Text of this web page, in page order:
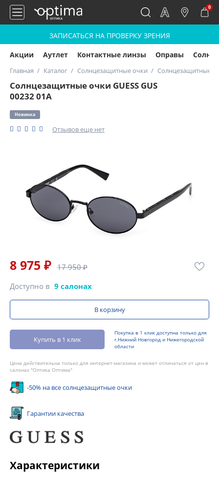
0
ЗАПИСАТЬСЯ НА ПРОВЕРКУ ЗРЕНИЯ
Акции Аутлет Контактные линзы Оправы
Главная Каталог Солнцезащитные очки Солнцезащитные
Солнцезащитные очки GUESS GUS
00232 01A
Новинка
Отзывов еще нет
8 975 ₽ 17 950 ₽
Доступно в 9 салонах
В корзину
Купить в 1 клик
Покупка в 1 клик доступна только для
г.Нижний Новгород и Нижегородской
области
Цена действительна только для интернет-магазина и может отличаться от цен в
салонах "Оптика Оптима"
-50% на все солнцезащитные очки
Гарантии качества
Характеристики